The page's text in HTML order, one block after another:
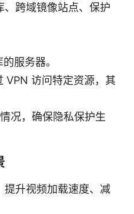
跨域镜像站点、保护
服务器。
VPN 访问特定资源，其
况，确保隐私保护生
提升视频加载速度、减